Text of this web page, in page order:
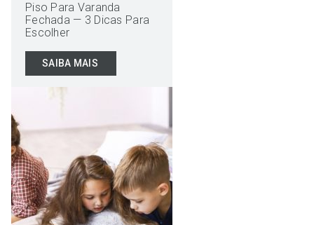
Piso Para Varanda
Fechada — 3 Dicas Para
Escolher
SAIBA MAIS